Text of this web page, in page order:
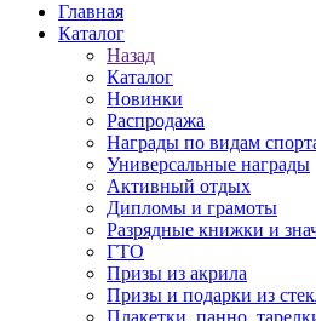
Главная
Каталог
Назад
Каталог
Новинки
Распродажа
Награды по видам
Универсальные награды
Активный отдых
Дипломы и грамоты
Разрядные книжки и
ГТО
Призы из акрила
Призы и подарки из
Плакетки, панно,